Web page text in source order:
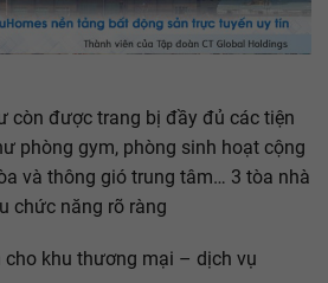
còn được trang bị đầy đủ các tiện
phòng gym, phòng sinh hoạt cộng
và thông gió trung tâm… 3 tòa nhà
chức năng rõ ràng
khu thương mại – dịch vụ